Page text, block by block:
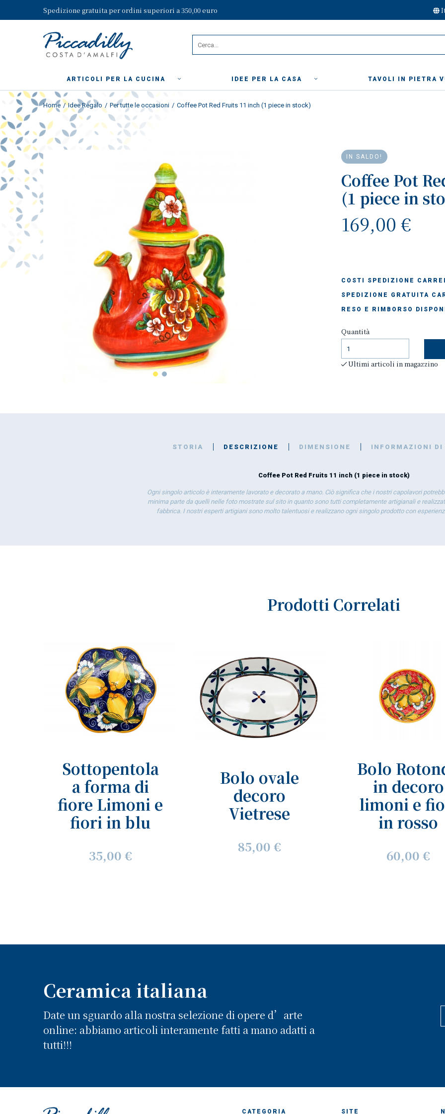
Spedizione gratuita per ordini superiori a 350,00 euro
ARTICOLI PER LA CUCINA IDEE PER LA CASA TAVOLI IN PIETRA
Home Idee Regalo Per tutte le occasioni Coffee Pot Red Fruits 11 inch (1 piece in stock)
IN SALDO!
Coffee Pot
(1 piece in
169,00 €
COSTI SPEDIZIONE
SPEDIZIONE GRATUITA
RESO E RIMBORSO
Quantità
Ultimi articoli in magazzino
STORIA DESCRIZIONE DIMENSIONE INFORMAZIONI DI
Coffee Pot Red Fruits 11 inch (1 piece in stock)
Ogni singolo articolo è interamente lavorato e decorato a mano. Ciò significa che i nostri capolavori
minima parte da quelli nelle foto mostrate sul sito in quanto sono tutti completamente artigianali e
fabbrica. I nostri esperti artigiani sono molto talentuosi e realizzano ogni singolo prodotto con
Prodotti Correlati
Sottopentola
a forma di
fiore Limoni e
fiori in blu
35,00 €
Bolo ovale
decoro
Vietrese
85,00 €
Bolo
in decoro
limoni e
in rosso
60,00 €
Ceramica italiana
Date un sguardo alla nostra selezione di opere d’arte
online: abbiamo articoli interamente fatti a mano adatti a
tutti!!!
CATEGORIA SITE